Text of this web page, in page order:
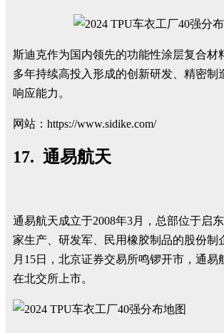
斯迪克作为国内领先的功能性涂层复合材
多年持续高投入形成的创新研发、精密制
响应能力。
网站：https://www.sidike.com/
17. 通易航天
通易航天成立于2008年3月，总部位于启
家生产、研发军、民用橡胶制品的股份制
月15日，北京证券交易所鸣锣开市，通易
在北交所上市。